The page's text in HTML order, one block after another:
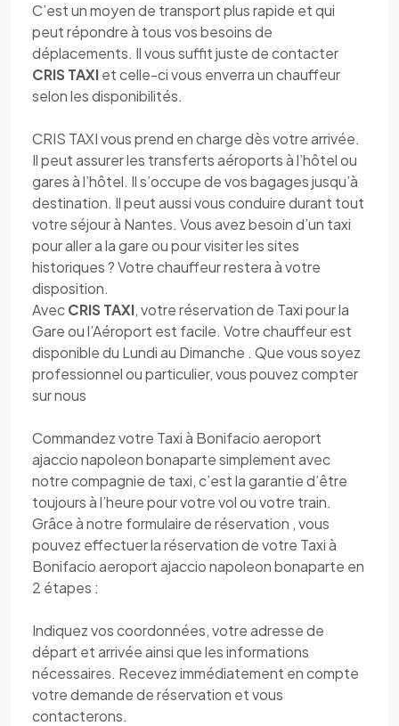
C’est un moyen de transport plus rapide et qui
peut répondre à tous vos besoins de
déplacements. Il vous suffit juste de contacter
CRIS TAXIet celle-ci vous enverra un chauffeur
selon les disponibilités.
CRIS TAXI vous prend en charge dès votre arrivée.
Il peut assurer les transferts aéroports à l’hôtel ou
gares à l’hôtel. Il s’occupe de vos bagages jusqu’à
destination. Il peut aussi vous conduire durant tout
votre séjour à Nantes. Vous avez besoin d’un taxi
pour aller a la gare ou pour visiter les sites
historiques ? Votre chauffeur restera à votre
disposition.
AvecCRIS TAXI, votre réservation de Taxi pour la
Gare ou l’Aéroport est facile. Votre chauffeur est
disponible du Lundi au Dimanche . Que vous soyez
professionnel ou particulier, vous pouvez compter
sur nous
Commandez votre Taxi à Bonifacio aeroport
ajaccio napoleon bonaparte simplement avec
notre compagnie de taxi, c’est la garantie d’être
toujours à l’heure pour votre vol ou votre train.
Grâce à notre formulaire de réservation , vous
pouvez effectuer la réservation de votre Taxi à
Bonifacio aeroport ajaccio napoleon bonaparte en
2 étapes :
Indiquez vos coordonnées, votre adresse de
départ et arrivée ainsi que les informations
nécessaires. Recevez immédiatement en compte
votre demande de réservation et vous
contacterons.